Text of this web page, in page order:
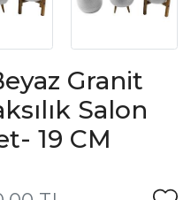
Granit
Salon
19 CM